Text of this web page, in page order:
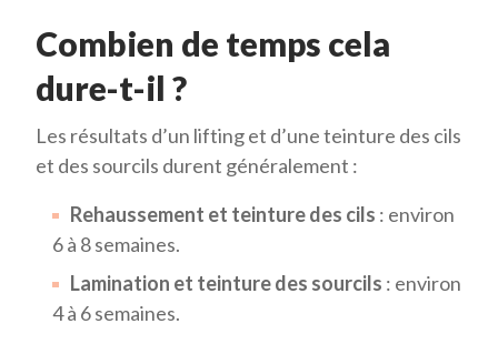
Combien de temps cela
dure-t-il ?
Les résultats d’un lifting et d’une teinture des cils
et des sourcils durent généralement :
Rehaussement et teinture des cils : environ
6 à 8 semaines.
Lamination et teinture des sourcils : environ
4 à 6 semaines.